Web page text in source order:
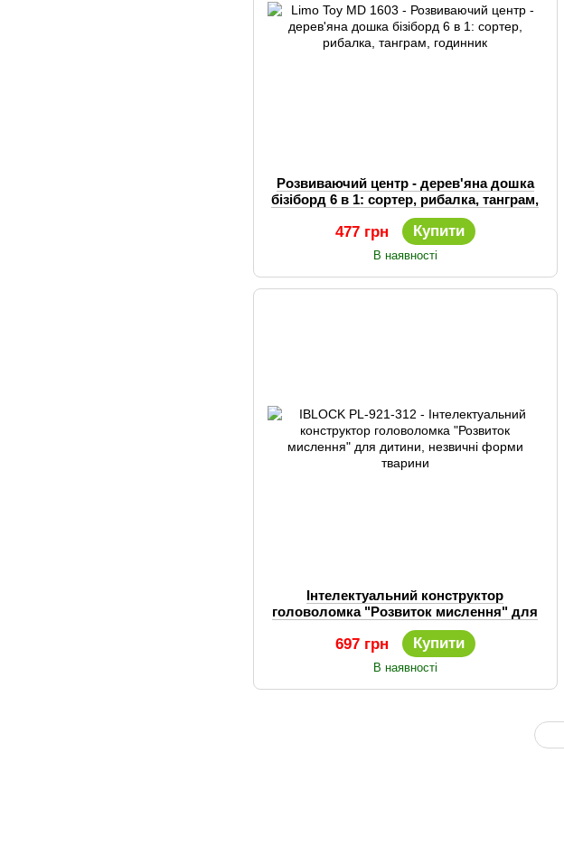
Розвиваючий центр - дерев'яна дошка
бізіборд 6 в 1: сортер, рибалка, танграм,
годинник
477 грн Купити
В наявності
Інтелектуальний конструктор
головоломка "Розвиток мислення" для
дитини, незвичні форми тварини
697 грн Купити
В наявності